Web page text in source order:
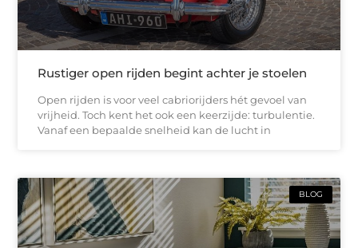
Rustiger open rijden begint achter je stoelen
Open rijden is voor veel cabriorijders hét gevoel van
vrijheid. Toch kent het ook een keerzijde: turbulentie.
Vanaf een bepaalde snelheid kan de lucht in
BLOG